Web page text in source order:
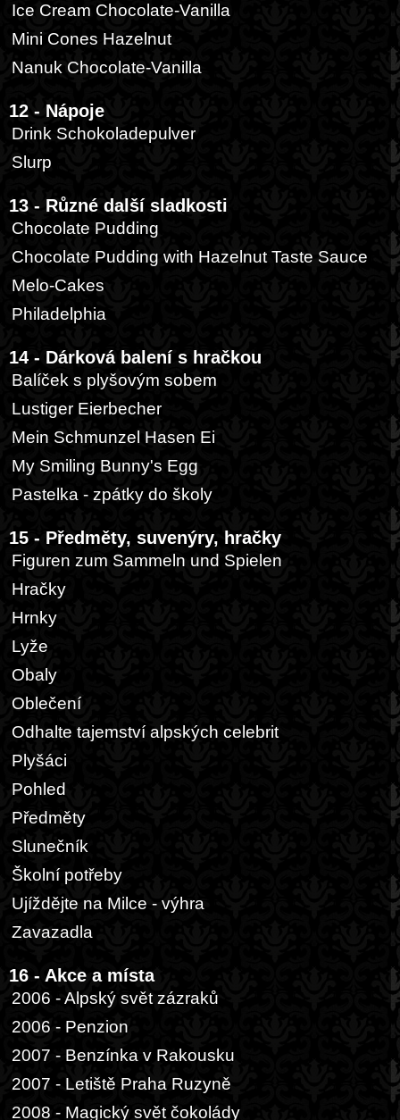
Ice Cream Chocolate-Vanilla
Mini Cones Hazelnut
Nanuk Chocolate-Vanilla
12 - Nápoje
Drink Schokoladepulver
Slurp
13 - Různé další sladkosti
Chocolate Pudding
Chocolate Pudding with Hazelnut Taste Sauce
Melo-Cakes
Philadelphia
14 - Dárková balení s hračkou
Balíček s plyšovým sobem
Lustiger Eierbecher
Mein Schmunzel Hasen Ei
My Smiling Bunny's Egg
Pastelka - zpátky do školy
15 - Předměty, suvenýry, hračky
Figuren zum Sammeln und Spielen
Hračky
Hrnky
Lyže
Obaly
Oblečení
Odhalte tajemství alpských celebrit
Plyšáci
Pohled
Předměty
Slunečník
Školní potřeby
Ujíždějte na Milce - výhra
Zavazadla
16 - Akce a místa
2006 - Alpský svět zázraků
2006 - Penzion
2007 - Benzínka v Rakousku
2007 - Letiště Praha Ruzyně
2008 - Magický svět čokolády